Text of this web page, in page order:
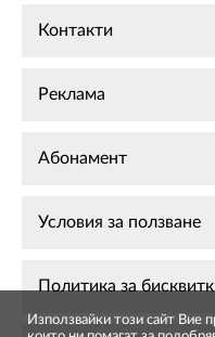
Контакти
Реклама
Абонамент
Условия за ползване
Политика за
Използвайки този сайт Вие